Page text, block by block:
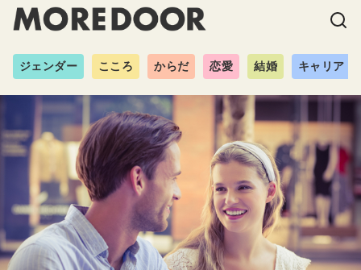
ジェンダー こころ からだ 恋愛 結婚 キャリア